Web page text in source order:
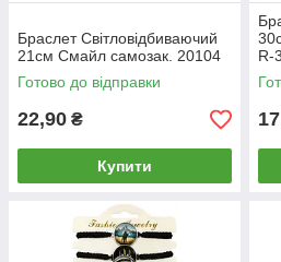
Браслет Світловідбиваючий
21см Смайл самозак. 20104
Готово до відправки
22,90 ₴
Купити
R-